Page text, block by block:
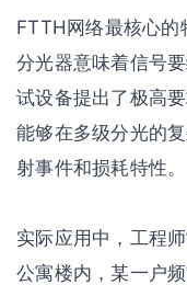
FTTH网络最核心
分光器意味着信号
试设备提出了极高
能够在多级分光的
射事件和损耗特性。
实际应用中，工程
公寓楼内，某一户